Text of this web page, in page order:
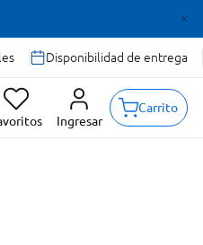
Disponibilidad de entrega
Ingresar
Carrito